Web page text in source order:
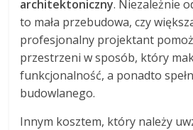
architektoniczny. Niezależnie
to mała przebudowa, czy
profesjonalny projektant
przestrzeni w sposób, który
funkcjonalność, a ponadto
budowlanego.
Innym kosztem, który należy